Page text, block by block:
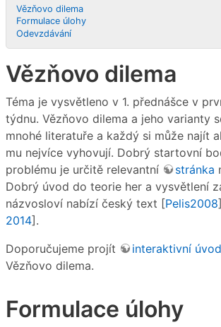
Vězňovo dilema
Formulace úlohy
Odevzdávání
Vězňovo dilema
Téma je vysvětleno v 1. přednášce v
týdnu. Vězňovo dilema a jeho varianty
mnohé literatuře a každý si může najít
mu nejvíce vyhovují. Dobrý startovní
problému je určitě relevantní
stránka
Dobrý úvod do teorie her a vysvětlení
názvosloví nabízí český text [Pelis2008
2014].
Doporučujeme projít
interaktivní úvod
Vězňovo dilema.
Formulace úlohy